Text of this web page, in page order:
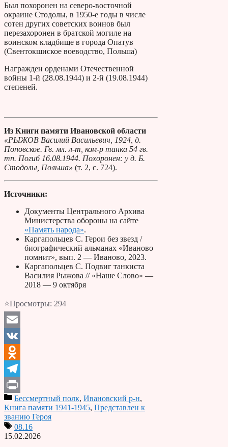
Был похоронен на северо-восточной
окраине Стодолы, в 1950-е годы в числе
сотен других советских воинов был
перезахоронен в братской могиле на
воинском кладбище в города Опатув
(Свентокшиское воеводство, Польша)
Награжден орденами Отечественной
войны 1-й (28.08.1944) и 2-й (19.08.1944)
степеней.
Из Книги памяти Ивановской области
«РЫЖОВ Василий Васильевич, 1924, д.
Поповское. Гв. мл. л-т, ком-р танка 54 гв.
тп. Погиб 16.08.1944. Похоронен: у д. Б.
Стодолы, Польша» (т. 2, с. 724).
Источники:
Документы Центрального Архива
Министерства обороны на сайте
«Память народа».
Каргапольцев С. Герои без звезд /
биографический альманах «Иваново
помнит», вып. 2 — Иваново, 2023.
Каргапольцев С. Подвиг танкиста
Василия Рыжова // «Наше Слово» —
2018 — 9 октября
⭐Просмотры: 294
Email
VK
Odnoklassniki
Telegram
PrintБессмертный полк, Ивановский р-н,
Книга памяти 1941-1945, Представлен к
званию Героя
08.16
15.02.2026